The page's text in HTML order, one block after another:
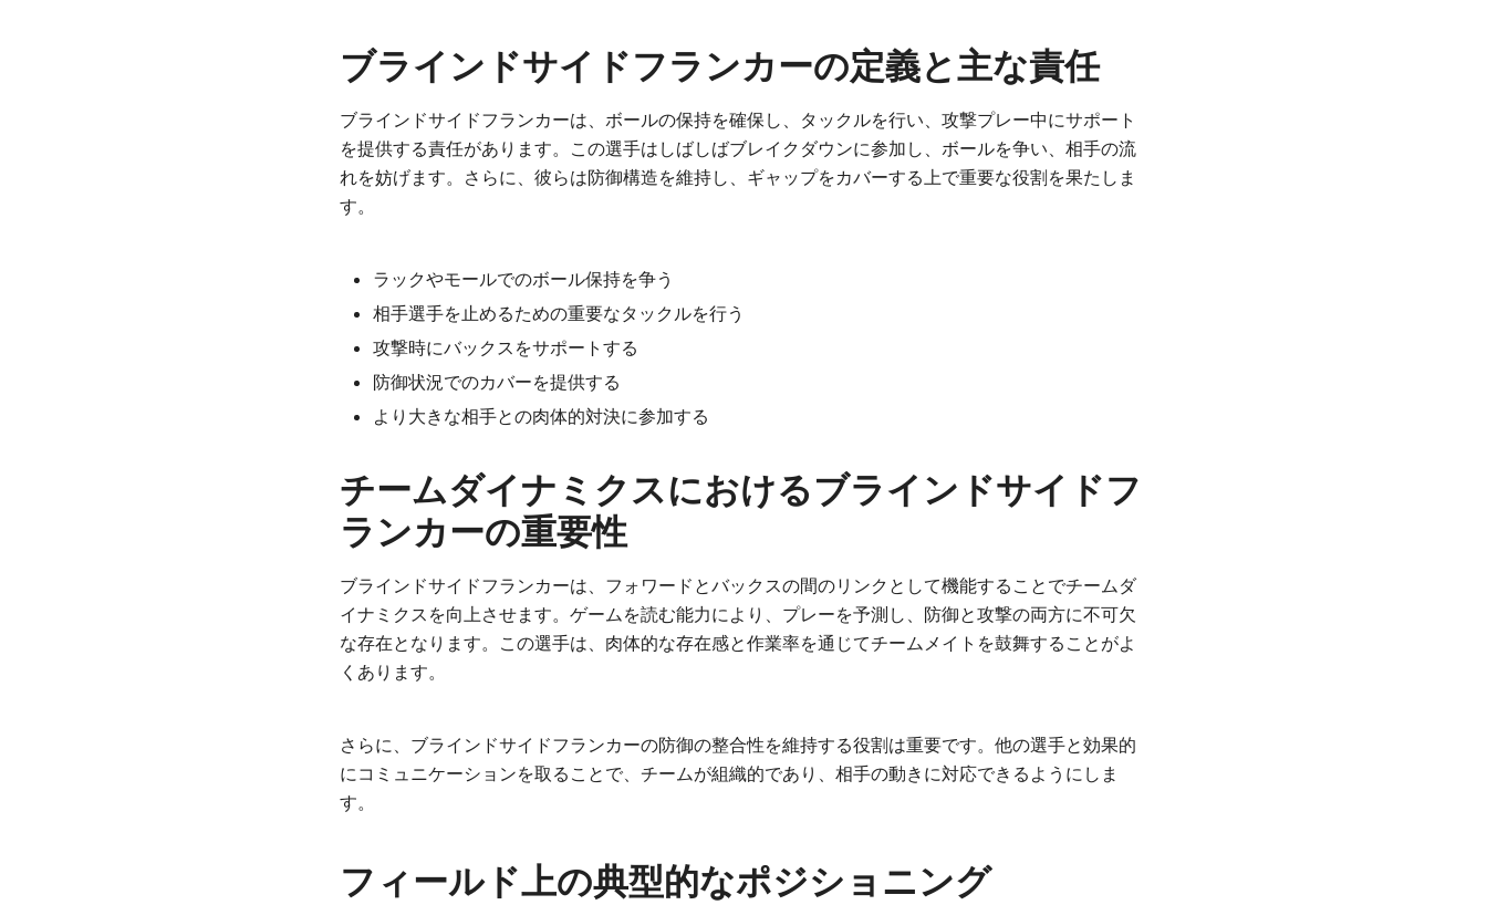
ブラインドサイドフランカーの定義と主な責任
ブラインドサイドフランカーは、ボールの保持を確保し、タックルを行い、攻撃プレー中にサポート
を提供する責任があります。この選手はしばしばブレイクダウンに参加し、ボールを争い、相手の流
れを妨げます。さらに、彼らは防御構造を維持し、ギャップをカバーする上で重要な役割を果たしま
す。
ラックやモールでのボール保持を争う
相手選手を止めるための重要なタックルを行う
攻撃時にバックスをサポートする
防御状況でのカバーを提供する
より大きな相手との肉体的対決に参加する
チームダイナミクスにおけるブラインドサイドフ
ランカーの重要性
ブラインドサイドフランカーは、フォワードとバックスの間のリンクとして機能することでチームダ
イナミクスを向上させます。ゲームを読む能力により、プレーを予測し、防御と攻撃の両方に不可欠
な存在となります。この選手は、肉体的な存在感と作業率を通じてチームメイトを鼓舞することがよ
くあります。
さらに、ブラインドサイドフランカーの防御の整合性を維持する役割は重要です。他の選手と効果的
にコミュニケーションを取ることで、チームが組織的であり、相手の動きに対応できるようにしま
す。
フィールド上の典型的なポジショニング